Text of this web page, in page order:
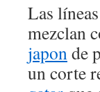
Las
mezclan
japonde
un corte